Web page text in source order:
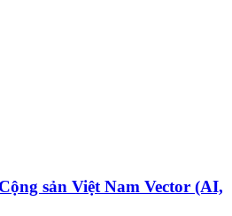
sản Việt Nam Vector (AI,